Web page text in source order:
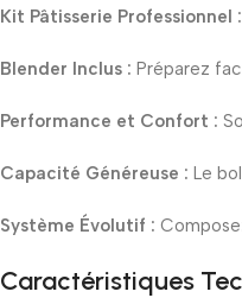
Kit Pâtisserie Professionnel :
Blender Inclus : Préparez
Performance et Confort :
Capacité Généreuse : Le
Système Évolutif :
Caractéristiques